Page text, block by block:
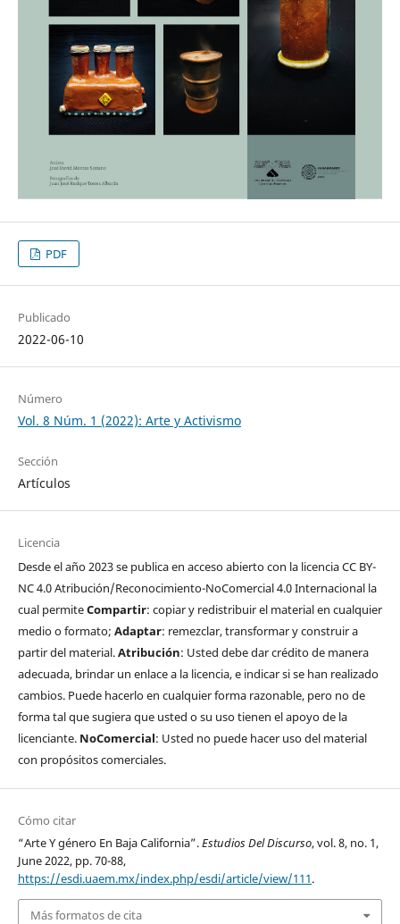
PDF
Publicado
2022-06-10
Número
Vol. 8 Núm. 1 (2022): Arte y Activismo
Sección
Artículos
Licencia
Desde el año 2023 se publica en acceso abierto con la licencia CC BY-
NC 4.0 Atribución/Reconocimiento-NoComercial 4.0 Internacional la
cual permiteCompartir: copiar y redistribuir el material en cualquier
medio o formato; Adaptar: remezclar, transformar y construir a
partir del material.Atribución: Usted debe dar crédito de manera
adecuada, brindar un enlace a la licencia, e indicar si se han realizado
cambios. Puede hacerlo en cualquier forma razonable, pero no de
forma tal que sugiera que usted o su uso tienen el apoyo de la
licenciante. NoComercial: Usted no puede hacer uso del material
con propósitos comerciales.
Cómo citar
“Arte Y género En Baja California”.Estudios Del Discurso, vol. 8, no. 1,
June 2022, pp. 70-88,
https://esdi.uaem.mx/index.php/esdi/article/view/111.
Más formatos de cita